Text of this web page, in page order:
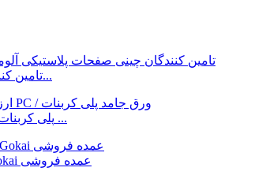
تامین کنندگان چینی عمده فروشی آلومینیوم با کیفیت بالا...
Gokai ارزان قیمت عمده فروشی 1-30mm PC / پلی کربنات ...
ورق آفتابگیر 2-20 میلی متری PC/پلی کربنات Gokai عمده فروشی